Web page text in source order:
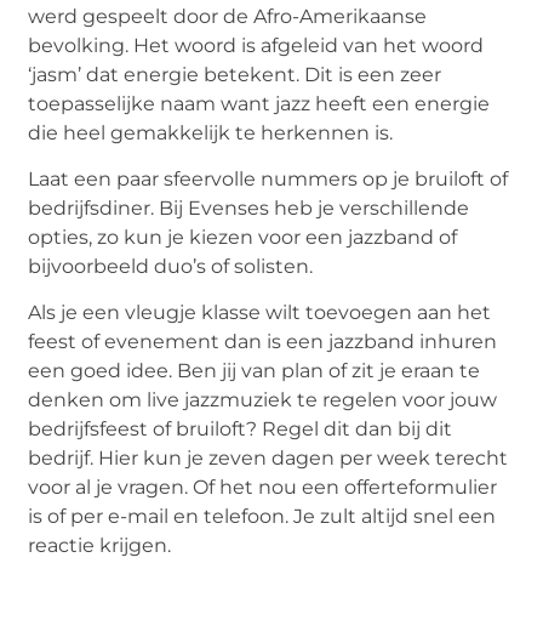
werd gespeelt door de Afro-Amerikaanse
bevolking. Het woord is afgeleid van het woord
‘jasm’ dat energie betekent. Dit is een zeer
toepasselijke naam want jazz heeft een energie
die heel gemakkelijk te herkennen is.
Laat een paar sfeervolle nummers op je bruiloft of
bedrijfsdiner. Bij Evenses heb je verschillende
opties, zo kun je kiezen voor een jazzband of
bijvoorbeeld duo’s of solisten.
Als je een vleugje klasse wilt toevoegen aan het
feest of evenement dan is een jazzband inhuren
een goed idee. Ben jij van plan of zit je eraan te
denken om live jazzmuziek te regelen voor jouw
bedrijfsfeest of bruiloft? Regel dit dan bij dit
bedrijf. Hier kun je zeven dagen per week terecht
voor al je vragen. Of het nou een offerteformulier
is of per e-mail en telefoon. Je zult altijd snel een
reactie krijgen.